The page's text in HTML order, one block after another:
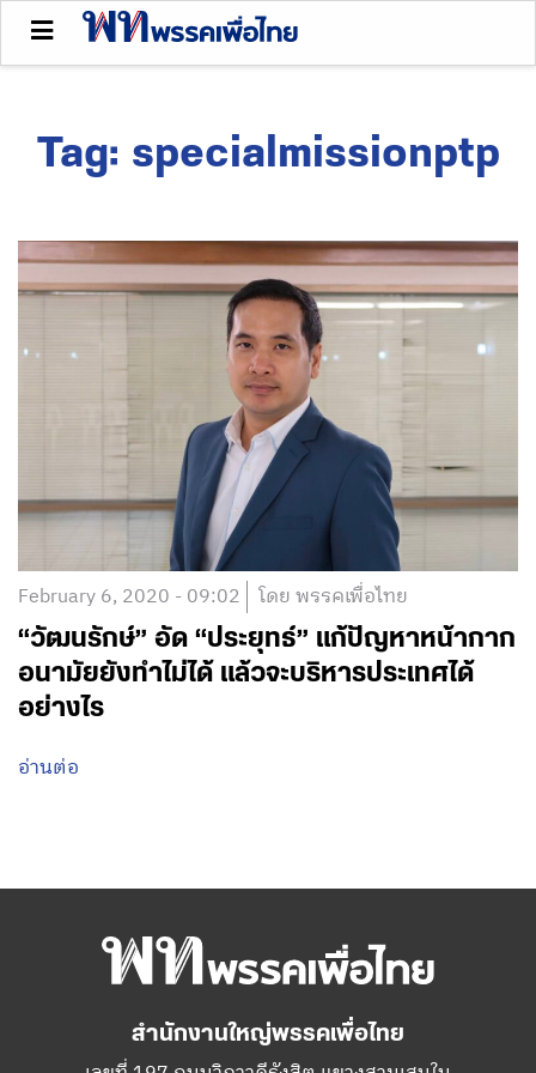
Tag: specialmissionptp
February 6, 2020 - 09:02 โดย พรรคเพื่อไทย
“วัฒนรักษ์” อัด “ประยุทธ์” แก้ปัญหาหน้ากาก
อนามัยยังทำไม่ได้ แล้วจะบริหารประเทศได้
อย่างไร
อ่านต่อ
สำนักงานใหญ่พรรคเพื่อไทย